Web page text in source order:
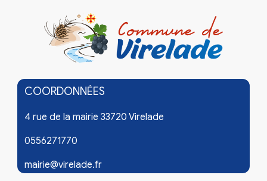
COORDONNÉES
4 rue de la mairie 33720 Virelade
0556271770
mairie@virelade.fr